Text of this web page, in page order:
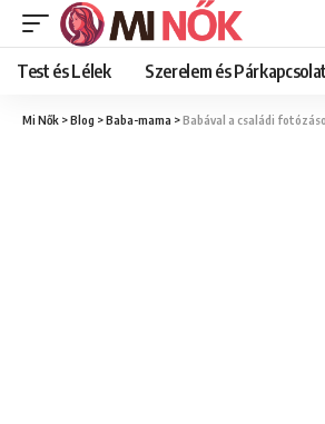
Test és Lélek Szerelem és Párkapcsolat
Mi Nők >Blog >Baba-mama >Babával a családi fotózáson: